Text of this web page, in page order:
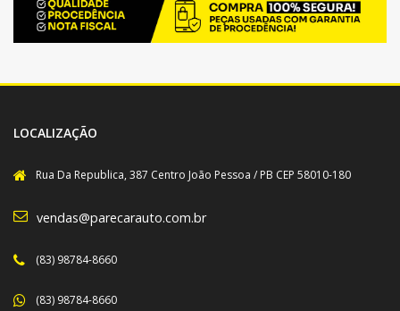
LOCALIZAÇÃO
Rua Da Republica, 387 Centro João Pessoa / PB CEP 58010-180
vendas@parecarauto.com.br
(83) 98784-8660
(83) 98784-8660